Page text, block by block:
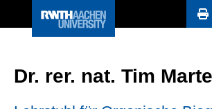
Dr. rer. nat. Tim